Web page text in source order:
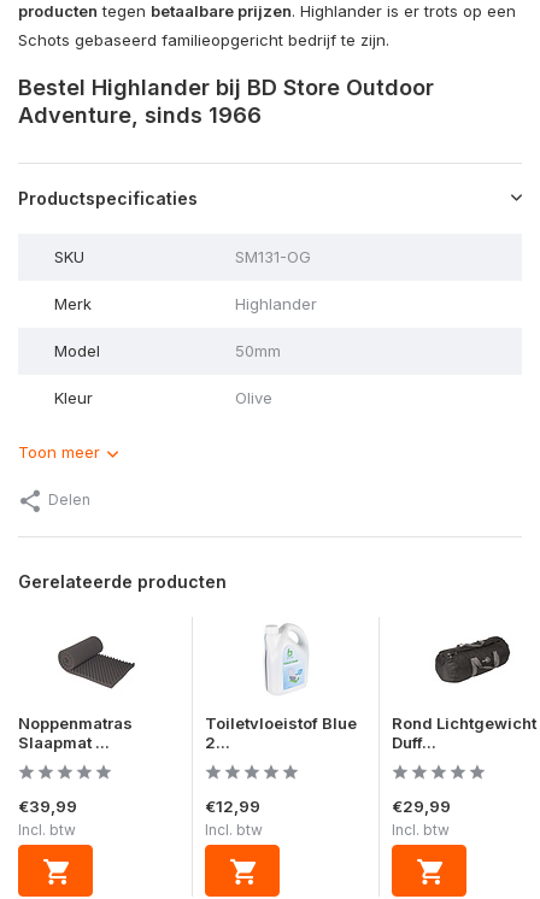
producten tegen betaalbare prijzen. Highlander is er trots op een
Schots gebaseerd familieopgericht bedrijf te zijn.
Bestel Highlander bij BD Store Outdoor
Adventure, sinds 1966
Productspecificaties
SKU SM131-OG
Merk Highlander
Model 50mm
Kleur Olive
Toon meer
Delen
Gerelateerde producten
Noppenmatras
Slaapmat ...
€39,99
Incl. btw
Toiletvloeistof Blue
2...
€12,99
Incl. btw
Rond Lichtgewicht
Duff...
€29,99
Incl. btw